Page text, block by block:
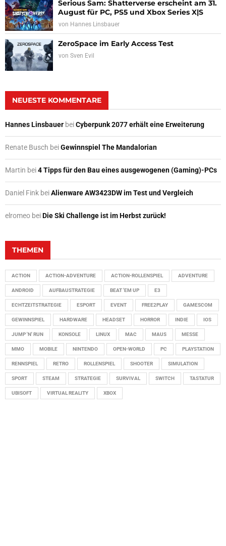
Serious Sam: Shatterverse erscheint am 31.
August für PC, PS5 und Xbox Series X|S
von Hannes Linsbauer
ZeroSpace im Early Access Test
von Sven Evil
NEUESTE KOMMENTARE
Hannes Linsbauer beiCyberpunk 2077 erhält eine Erweiterung
Renate Busch beiGewinnspiel The Mandalorian
Martin bei4 Tipps für den Bau eines ausgewogenen (Gaming)-PCs
Daniel Fink beiAlienware AW3423DW im Test und Vergleich
elromeo beiDie Ski Challenge ist im Herbst zurück!
THEMEN
ACTION ACTION-ADVENTURE ACTION-ROLLENSPIEL ADVENTURE
ANDROID AUFBAUSTRATEGIE BEAT 'EM UP E3
ECHTZEITSTRATEGIE ESPORT EVENT FREE2PLAY GAMESCOM
GEWINNSPIEL HARDWARE HEADSET HORROR INDIE IOS
JUMP 'N' RUN KONSOLE LINUX MAC MAUS MESSE
MMO MOBILE NINTENDO OPEN-WORLD PC PLAYSTATION
RENNSPIEL RETRO ROLLENSPIEL SHOOTER SIMULATION
SPORT STEAM STRATEGIE SURVIVAL SWITCH TASTATUR
UBISOFT VIRTUAL REALITY XBOX